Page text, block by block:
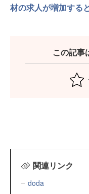
材の求人が増加する
この記事
関連リンク
doda